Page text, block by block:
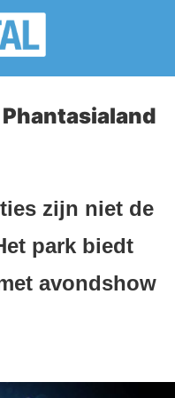
zijn niet de
park biedt
avondshow